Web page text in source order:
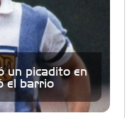
un picadito en
el barrio